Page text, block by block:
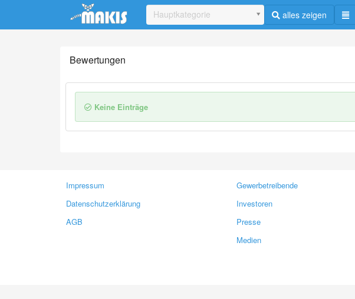
Update cookies preferences
Hauptkategorie alles zeigen
Bewertungen
Keine Einträge
Impressum
Datenschutzerklärung
AGB
Gewerbetreibende
Investoren
Presse
Medien